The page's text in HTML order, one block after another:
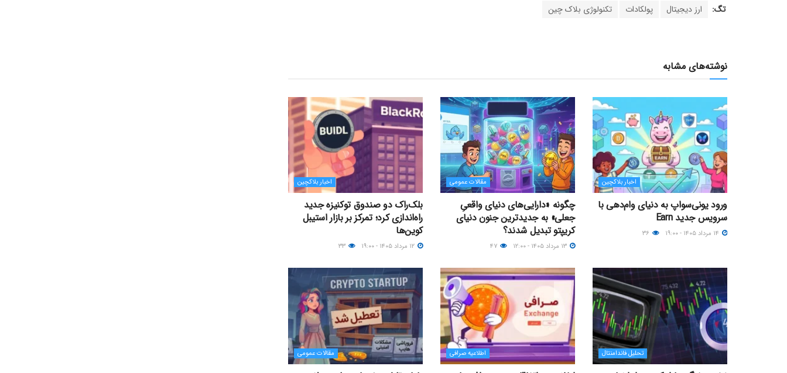
تگ: ارز دیجیتال پولکادات تکنولوژی بلاک چین
نوشته‌های مشابه
اخبار بلاکچین
ورود یونی‌سواپ به دنیای وام‌دهی با
سرویس جدید Earn
مقالات عمومی
چگونه «دارایی‌های دنیای واقعیِ
جعلی» به جدیدترین جنون دنیای
کریپتو تبدیل شدند؟
اخبار بلاکچین
بلک‌راک دو صندوق توکنیزه جدید
راه‌اندازی کرد؛ تمرکز بر بازار استیبل
کوین‌ها
تحلیل فاندامنتال اطلاعیه صرافی مقالات عمومی